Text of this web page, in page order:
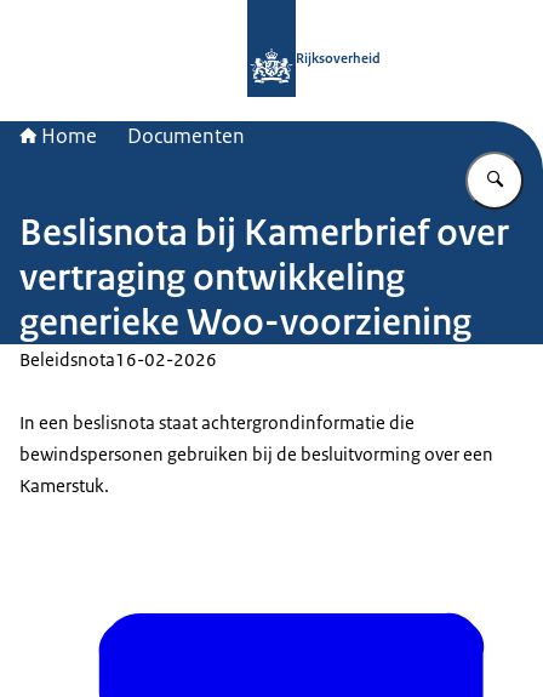
Rijksoverheid
Home Documenten
Beslisnota bij Kamerbrief over
vertraging ontwikkeling
generieke Woo-voorziening
Beleidsnota16-02-2026
In een beslisnota staat achtergrondinformatie die
bewindspersonen gebruiken bij de besluitvorming over een
Kamerstuk.